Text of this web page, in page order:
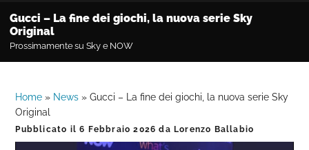
Gucci – La fine dei giochi, la nuova serie Sky
Original
Prossimamente su Sky e NOW
Home » News »Gucci – La fine dei giochi, la nuova serie Sky
Original
Pubblicato il6 Febbraio 2026 da Lorenzo Ballabio